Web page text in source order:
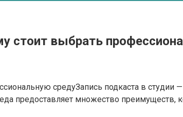
стоит выбрать
Запись подкаста в студии
предоставляет множество преимуществ,